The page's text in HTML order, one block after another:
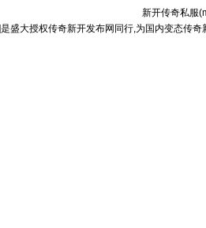
新开传奇私服(
盛大授权传奇新开发布网同行,为国内变态传